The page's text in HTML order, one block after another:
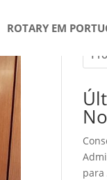
ROTARY EM
para